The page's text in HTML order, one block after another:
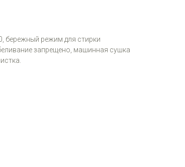
бережный режим для стирки
запрещено, машинная сушка